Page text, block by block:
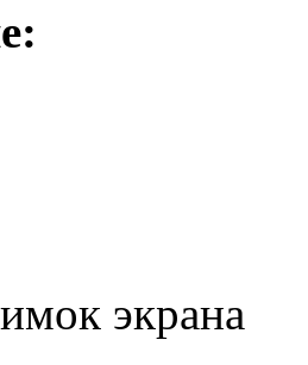
экрана